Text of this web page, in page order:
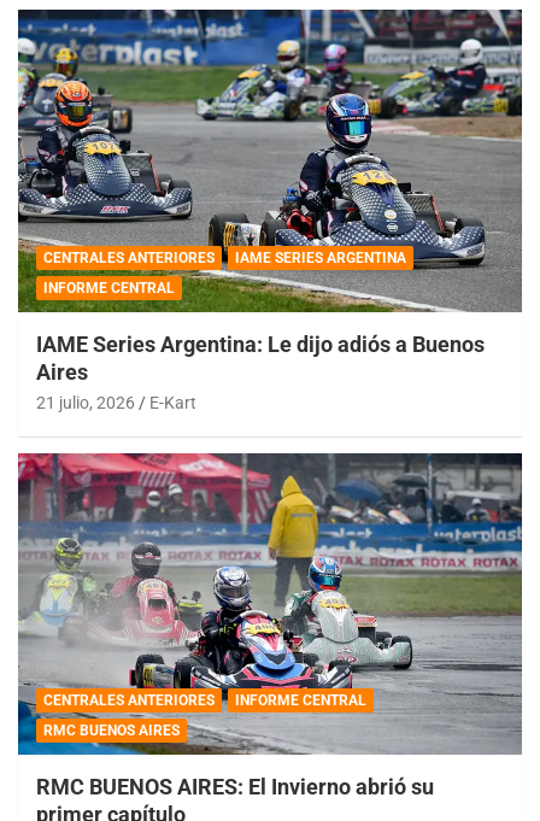
CENTRALES ANTERIORES
IAME SERIES ARGENTINA
INFORME CENTRAL
IAME Series Argentina: Le dijo adiós a Buenos
Aires
21 julio, 2026 E-Kart
CENTRALES ANTERIORES
INFORME CENTRAL
RMC BUENOS AIRES
RMC BUENOS AIRES: El Invierno abrió su
primer capítulo